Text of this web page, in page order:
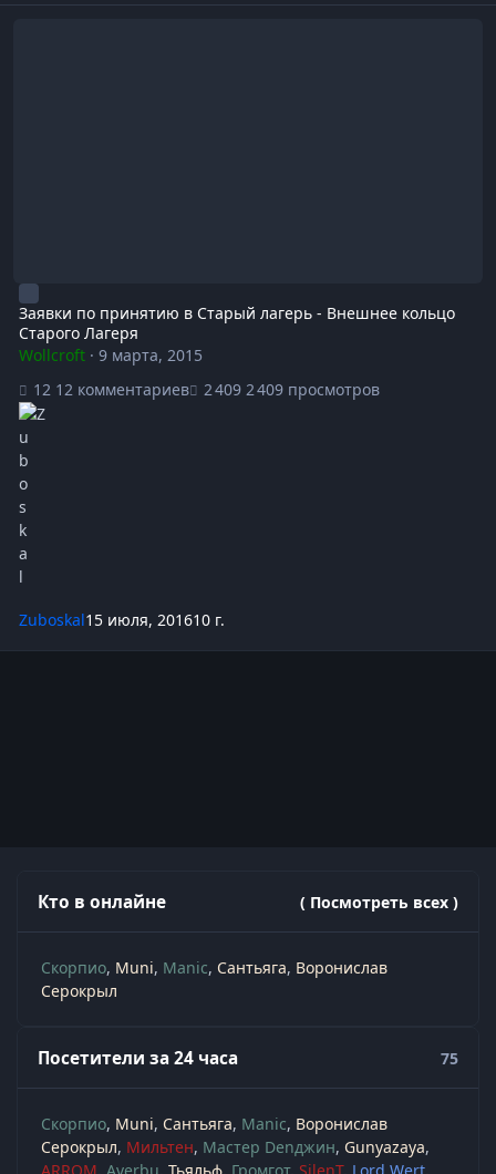
Заявки по принятию в Старый лагерь - Внешнее кольцо
Старого Лагеря
Wollcroft· 9 марта, 2015
12 комментариев
2 409 просмотров
Zuboskal15 июля, 201610 г.
Кто в онлайне ( Посмотреть всех )
Скорпио Muni Manic Сантьяга Воронислав
Серокрыл
Посетители за 24 часа 75
Скорпио Muni Сантьяга Manic Воронислав
Серокрыл Мильтен Мастер Denджин Gunyazaya